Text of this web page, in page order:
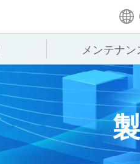
GTPシス
ピッキ
製造
通販
メンテナン
企業理
オーク